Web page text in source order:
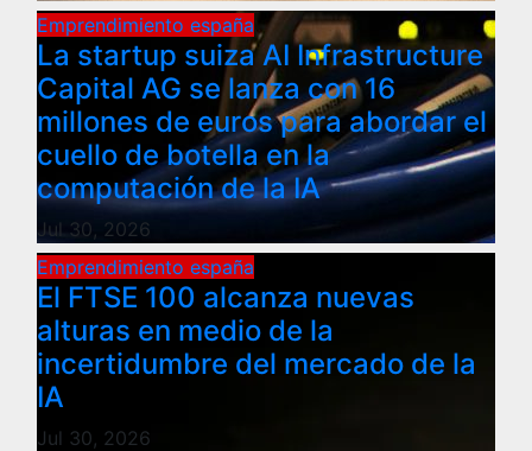
Emprendimiento españa
La startup suiza AI Infrastructure
Capital AG se lanza con 16
millones de euros para abordar el
cuello de botella en la
computación de la IA
Jul 30, 2026
Emprendimiento españa
El FTSE 100 alcanza nuevas
alturas en medio de la
incertidumbre del mercado de la
IA
Jul 30, 2026